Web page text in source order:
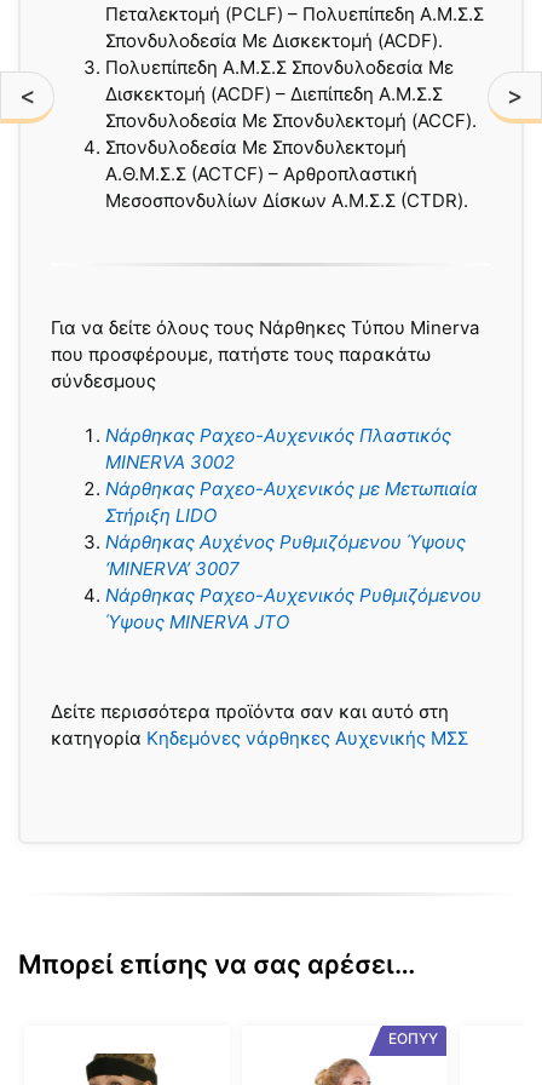
< >
Πεταλεκτομή (PCLF) – Πολυεπίπεδη Α.Μ.Σ.Σ
Σπονδυλοδεσία Με Δισκεκτομή (ACDF).
Πολυεπίπεδη Α.Μ.Σ.Σ Σπονδυλοδεσία Με
Δισκεκτομή (ACDF) – Διεπίπεδη Α.Μ.Σ.Σ
Σπονδυλοδεσία Με Σπονδυλεκτομή (ACCF).
Σπονδυλοδεσία Με Σπονδυλεκτομή
Α.Θ.Μ.Σ.Σ (ACΤCF) – Αρθροπλαστική
Μεσοσπονδυλίων Δίσκων Α.Μ.Σ.Σ (CTDR).
Για να δείτε όλους τους Νάρθηκες Τύπου Minerva
που προσφέρουμε, πατήστε τους παρακάτω
σύνδεσμους
Νάρθηκας Ραχεο-Αυχενικός Πλαστικός
MINERVA 3002
Νάρθηκας Ραχεo-Αυχενικός με Μετωπιαία
Στήριξη LIDO
Νάρθηκας Αυχένος Ρυθμιζόμενου Ύψους
‘MINERVA’ 3007
Νάρθηκας Ραχεο-Αυχενικός Ρυθμιζόμενου
Ύψους MINERVA JTO
Δείτε περισσότερα προϊόντα σαν και αυτό στη
κατηγορία Κηδεμόνες νάρθηκες Αυχενικής ΜΣΣ
Μπορεί επίσης να σας αρέσει…
ΕΟΠΥΥ